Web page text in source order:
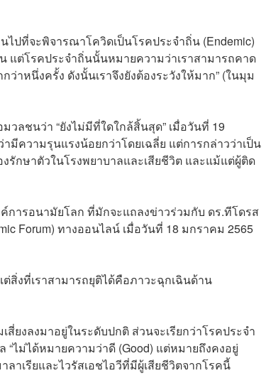
ไปที่จะพิจารณาโควิดเป็นโรคประจำถิ่น (Endemic)
แต่โรคประจำถิ่นนั้นหมายความว่าเราสามารถคาด
าหนึ่งครั้ง ดังนั้นเราจึงยังต้องระวังให้มาก” (ในมุม
ลชนว่า “ยังไม่มีที่ใดใกล้สิ้นสุด” เมื่อวันที่ 19
ความรุนแรงน้อยกว่าโดยเฉลี่ย แต่การกล่าวว่าเป็น
รักษาตัวในโรงพยาบาลและเสียชีวิต และแม้แต่ผู้ติด
ารอนามัยโลก ที่มักจะแถลงข่าวร่วมกับ ดร.ทีโดรส
Forum) ทางออนไลน์ เมื่อวันที่ 18 มกราคม 2565
สิ่งที่เราสามารถยุติได้คือภาวะฉุกเฉินด้าน
สี่ยงลงมาอยู่ในระดับปกติ ส่วนจะเรียกว่าโรคประจำ
“ไม่ได้หมายความว่าดี (Good) แต่หมายถึงคงอยู่
าเรียและไวรัสเอชไอวีที่มีผู้เสียชีวิตจากโรคนี้